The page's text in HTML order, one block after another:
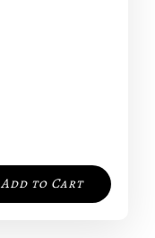
Add to Cart